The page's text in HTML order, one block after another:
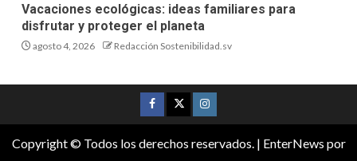
Vacaciones ecológicas: ideas familiares para
disfrutar y proteger el planeta
agosto 4, 2026 Redacción Sostenibilidad.sv
Copyright © Todos los derechos reservados. | EnterNews por